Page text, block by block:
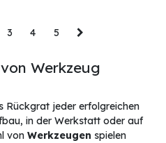
3 4 5
Werkzeug
Rückgrat jeder erfolgreichen
in der Werkstatt oder auf
von Werkzeugen spielen